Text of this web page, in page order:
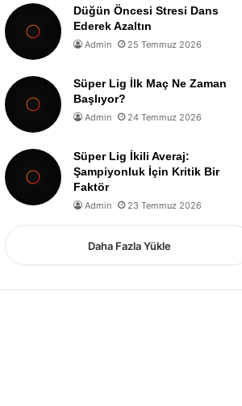
Düğün Öncesi Stresi Dans
Ederek Azaltın
Admin 25 Temmuz 2026
Süper Lig İlk Maç Ne Zaman
Başlıyor?
Admin 24 Temmuz 2026
Süper Lig İkili Averaj:
Şampiyonluk İçin Kritik Bir
Faktör
Admin 23 Temmuz 2026
Daha Fazla Yükle